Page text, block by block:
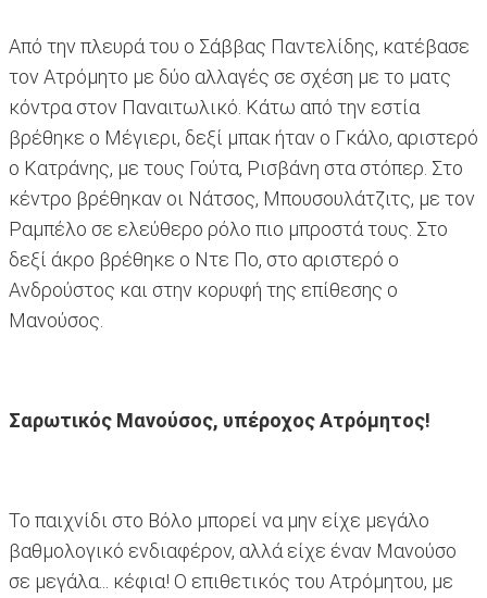
Από την πλευρά του ο Σάββας Παντελίδης, κατέβασε
τον Ατρόμητο με δύο αλλαγές σε σχέση με το ματς
κόντρα στον Παναιτωλικό. Κάτω από την εστία
βρέθηκε ο Μέγιερι, δεξί μπακ ήταν ο Γκάλο, αριστερό
ο Κατράνης, με τους Γούτα, Ρισβάνη στα στόπερ. Στο
κέντρο βρέθηκαν οι Νάτσος, Μπουσουλάτζιτς, με τον
Ραμπέλο σε ελεύθερο ρόλο πιο μπροστά τους. Στο
δεξί άκρο βρέθηκε ο Ντε Πο, στο αριστερό ο
Ανδρούστος και στην κορυφή της επίθεσης ο
Μανούσος.
Σαρωτικός Μανούσος, υπέροχος Ατρόμητος!
Το παιχνίδι στο Βόλο μπορεί να μην είχε μεγάλο
βαθμολογικό ενδιαφέρον, αλλά είχε έναν Μανούσο
σε μεγάλα... κέφια! Ο επιθετικός του Ατρόμητου, με